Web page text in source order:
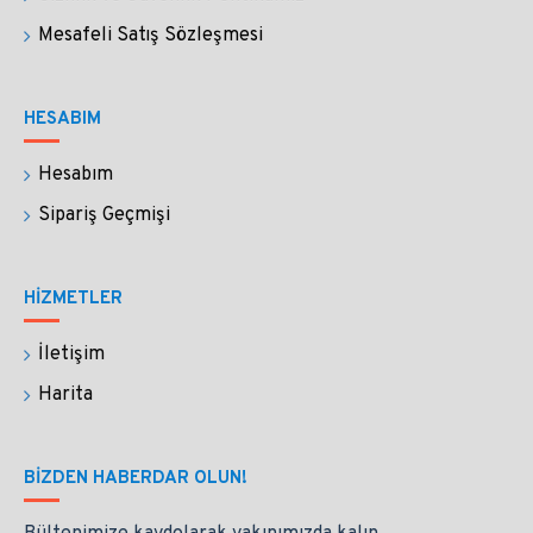
aparat) ile birlikte paketlenmektedir.
ile 1-2 iş gününde kargoluyoruz. Tüm siparişlere
Faturanızı mailinize gönderiyoruz.
siparişinizi iade edebilir ya da değişim
isteyebilirsiniz.
ulaştığı gibi eksiksiz paketleyip göndermenizi
Mesafeli Satış Sözleşmesi
HESABIM
Hesabım
Sipariş Geçmişi
HİZMETLER
İletişim
Harita
BIZDEN HABERDAR OLUN!